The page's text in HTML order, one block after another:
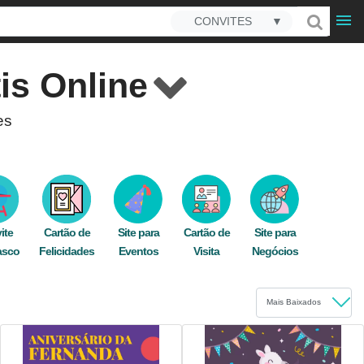
CONVITES ▼
Online
editor online sempre pronto, qualquer
como é fácil gerenciar aconfirmação
imprima e espalhe felicidade entre seus
Cartão de
Felicidades
Site para
Eventos
Cartão de
Visita
Site para
Negócios